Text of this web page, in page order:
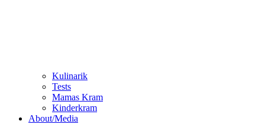
Kulinarik
Tests
Mamas Kram
Kinderkram
About/Media